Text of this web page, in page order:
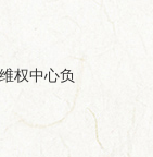
权中心负